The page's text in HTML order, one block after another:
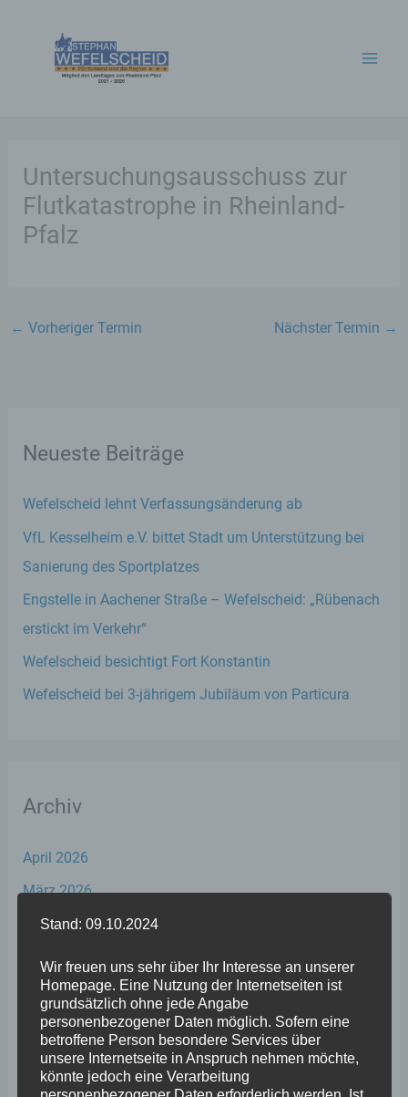
Untersuchungsausschuss zur
Flutkatastrophe in Rheinland-
Pfalz
← Vorheriger Termin Nächster Termin →
Neueste Beiträge
Wefelscheid lehnt Verfassungsänderung ab
VfL Kesselheim e.V. bittet Stadt um Unterstützung bei
Sanierung des Sportplatzes
Engstelle in Aachener Straße – Wefelscheid: „Rübenach
erstickt im Verkehr“
Wefelscheid besichtigt Fort Konstantin
Wefelscheid bei 3-jährigem Jubiläum von Particura
Archiv
April 2026
März 2026
Februar 2026
Dezember 2025
November 2025
Oktober 2025
September 2025
Stand: 09.10.2024
Wir freuen uns sehr über Ihr Interesse an unserer
Homepage. Eine Nutzung der Internetseiten ist
grundsätzlich ohne jede Angabe
personenbezogener Daten möglich. Sofern eine
betroffene Person besondere Services über
unsere Internetseite in Anspruch nehmen möchte,
könnte jedoch eine Verarbeitung